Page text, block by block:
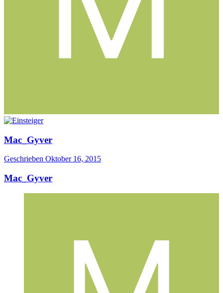
Mac_Gyver
Geschrieben Oktober 16, 2015
Mac_Gyver